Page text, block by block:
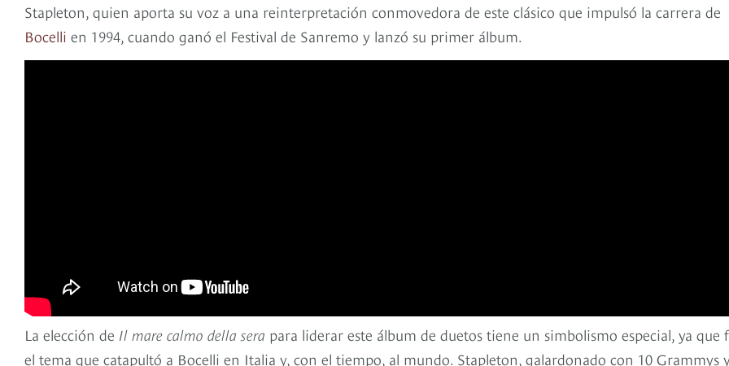
Stapleton, quien aporta su voz a una reinterpretación conmovedora de este clásico que impulsó la carrera de
Bocelli en 1994, cuando ganó el Festival de Sanremo y lanzó su primer álbum.
La elección de Il mare calmo della sera para liderar este álbum de duetos tiene un simbolismo especial, ya que
el tema que catapultó a Bocelli en Italia y, con el tiempo, al mundo. Stapleton, galardonado con 10 Grammys